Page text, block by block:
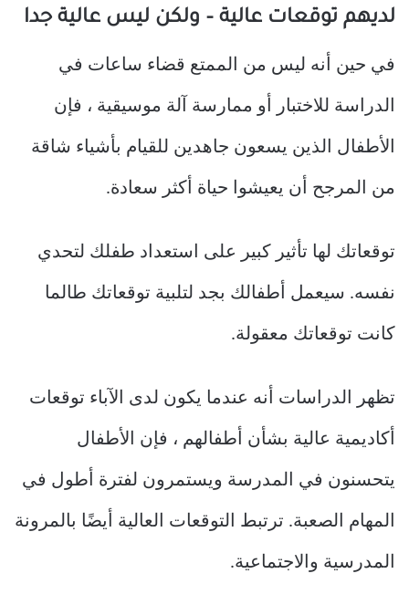
لديهم توقعات عالية – ولكن ليس عالية جدا
في حين أنه ليس من الممتع قضاء ساعات في
الدراسة للاختبار أو ممارسة آلة موسيقية ، فإن
الأطفال الذين يسعون جاهدين للقيام بأشياء شاقة
من المرجح أن يعيشوا حياة أكثر سعادة.
توقعاتك لها تأثير كبير على استعداد طفلك لتحدي
نفسه. سيعمل أطفالك بجد لتلبية توقعاتك طالما
كانت توقعاتك معقولة.
تظهر الدراسات أنه عندما يكون لدى الآباء توقعات
أكاديمية عالية بشأن أطفالهم ، فإن الأطفال
يتحسنون في المدرسة ويستمرون لفترة أطول في
المهام الصعبة. ترتبط التوقعات العالية أيضًا بالمرونة
المدرسية والاجتماعية.